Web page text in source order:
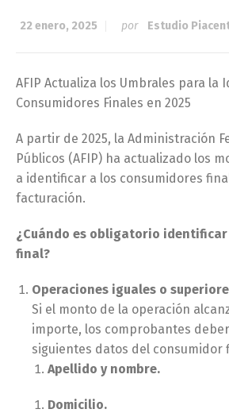
22 enero, 2025 por Estudio
AFIP Actualiza los Umbrales para la
Consumidores Finales en 2025
A partir de 2025, la Administración
Públicos (AFIP) ha actualizado los
a identificar a los consumidores
facturación.
¿Cuándo es obligatorio identificar
final?
Operaciones iguales o
Si el monto de la operación
importe, los comprobantes
siguientes datos del consumidor
Apellido y nombre.
Domicilio.